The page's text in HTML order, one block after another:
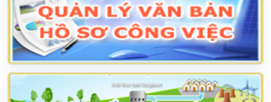
Công bố giá trị dòng chảy tối thiểu tại 831 đập,
hồ chứa
28/07/2026
sàng vận hành tiêu úng
28/07/2026